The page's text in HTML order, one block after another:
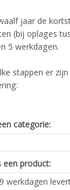
jaar de
(bij oplages
5 werkdagen.
stappen er
categorie:
een product: